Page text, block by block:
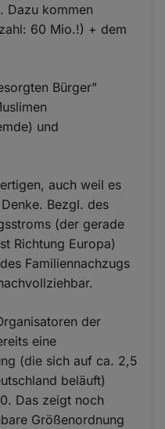
Dazu kommen
60 Mio.!) + dem
Bürger"
und
auch weil es
Bezgl. des
(der gerade
Richtung Europa)
Familiennachzugs
der
eine
(die sich auf ca. 2,5
beläuft)
Das zeigt noch
Größenordnung